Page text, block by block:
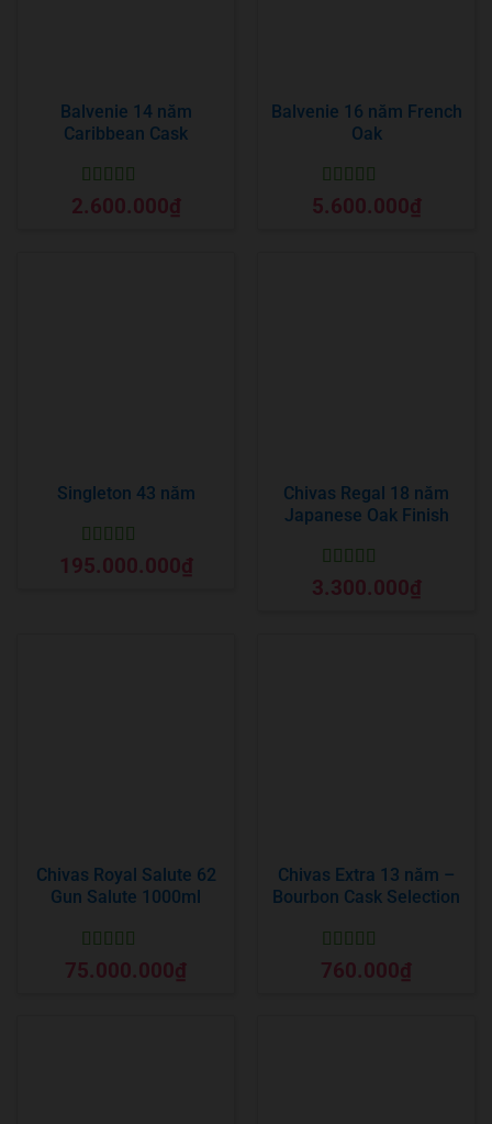
Balvenie 14 năm
Caribbean Cask
Được xếp
hạng55 sao
2.600.000₫
Balvenie 16 năm French
Oak
Được xếp
hạng55 sao
5.600.000₫
Singleton 43 năm
Được xếp
hạng5 5 sao
195.000.000₫
Chivas Regal 18 năm
Japanese Oak Finish
Được xếp
hạng55 sao
3.300.000₫
Chivas Royal Salute 62
Gun Salute 1000ml
Được xếp
hạng 5 5 sao
75.000.000₫
Chivas Extra 13 năm –
Bourbon Cask Selection
Được xếp
hạng55 sao
760.000₫